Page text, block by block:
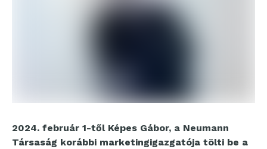
2024. február 1-től Képes Gábor, a Neumann
Társaság korábbi marketingigazgatója tölti be a